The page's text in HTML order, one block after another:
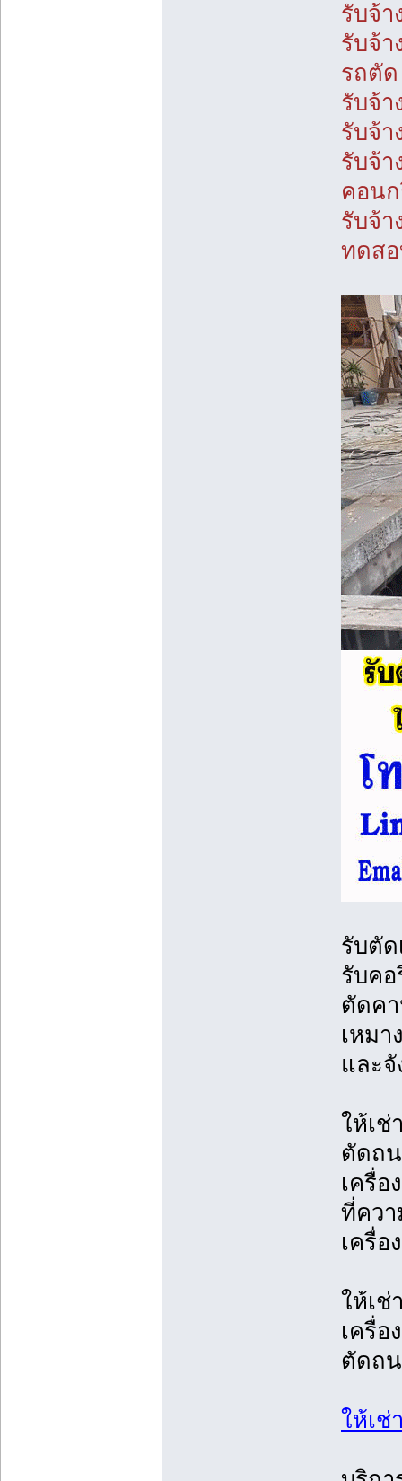
รับจ้
รับจ้
รถตัด
รับจ้
รับจ้
รับจ้า
คอน
รับจ้า
ทดส
รับตั
รับค
ตัดค
เหม
และ
ให้เ
ตัดถ
เครื่
ที่คว
เครื่
ให้เช่
เครื่อ
ตัดถ
ให้เช่